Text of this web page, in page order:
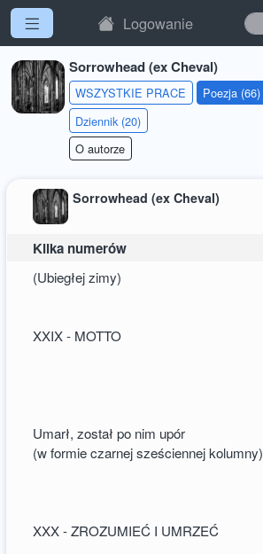
Logowanie
Sorrowhead (ex Cheval)
WSZYSTKIE PRACE Poezja (66)
Dziennik (20)
O autorze
Sorrowhead (ex Cheval)
Kilka numerów
(Ubiegłej zimy)
XXIX - MOTTO
Umarł, został po nim upór
(w formie czarnej sześciennej kolumny)
XXX - ZROZUMIEĆ I UMRZEĆ